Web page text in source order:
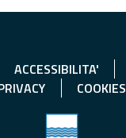
ACCESSIBILITA'
COOKIES